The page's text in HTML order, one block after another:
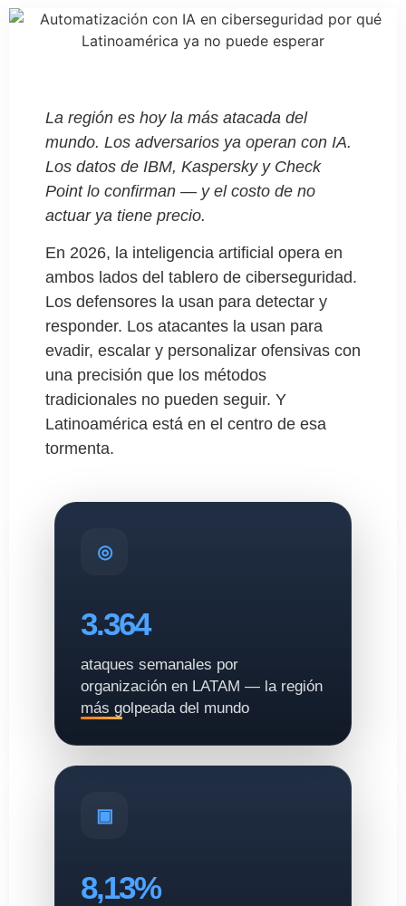
La región es hoy la más atacada del
mundo. Los adversarios ya operan con IA.
Los datos de IBM, Kaspersky y Check
Point lo confirman — y el costo de no
actuar ya tiene precio.
En 2026, la inteligencia artificial opera en
ambos lados del tablero de ciberseguridad.
Los defensores la usan para detectar y
responder. Los atacantes la usan para
evadir, escalar y personalizar ofensivas con
una precisión que los métodos
tradicionales no pueden seguir. Y
Latinoamérica está en el centro de esa
tormenta.
3.364
ataques semanales por
organización en LATAM — la región
más golpeada del mundo
8,13%